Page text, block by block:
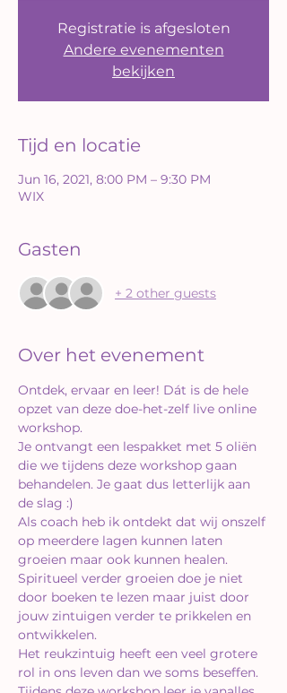
Registratie is afgesloten
Andere evenementen
bekijken
Tijd en locatie
Jun 16, 2021, 8:00 PM – 9:30 PM
WIX
Gasten
+ 2 other guests
Over het evenement
Ontdek, ervaar en leer! Dát is de hele
opzet van deze doe-het-zelf live online
workshop.
Je ontvangt een lespakket met 5 oliën
die we tijdens deze workshop gaan
behandelen. Je gaat dus letterlijk aan
de slag :)
Als coach heb ik ontdekt dat wij onszelf
op meerdere lagen kunnen laten
groeien maar ook kunnen healen.
Spiritueel verder groeien doe je niet
door boeken te lezen maar juist door
jouw zintuigen verder te prikkelen en
ontwikkelen.
Het reukzintuig heeft een veel grotere
rol in ons leven dan we soms beseffen.